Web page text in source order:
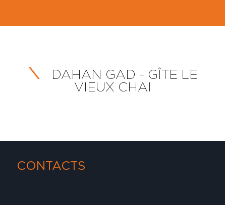
DAHAN GAD - GÎTE LE
VIEUX CHAI
CONTACTS